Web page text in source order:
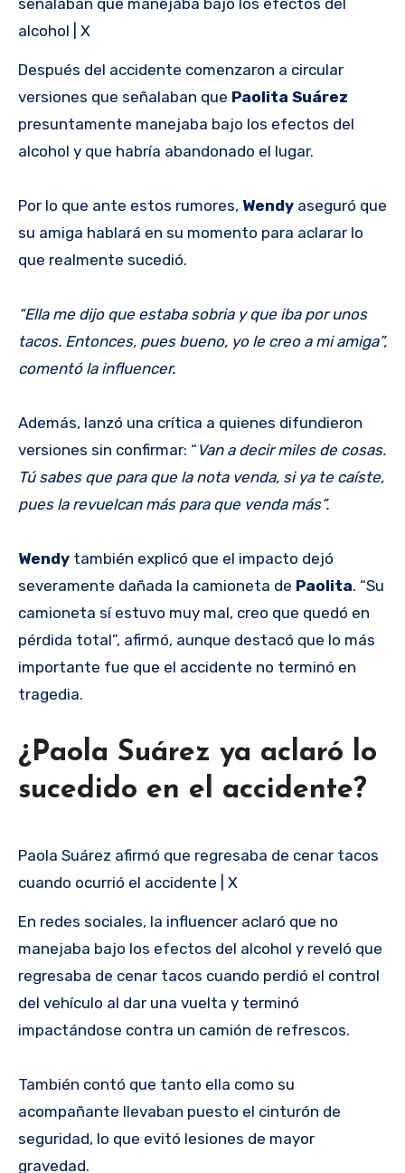
alcohol | X
Después del accidente comenzaron a circular
versiones que señalaban que Paolita Suárez
presuntamente manejaba bajo los efectos del
alcohol y que habría abandonado el lugar.
Por lo que ante estos rumores, Wendy aseguró que
su amiga hablará en su momento para aclarar lo
que realmente sucedió.
“Ella me dijo que estaba sobria y que iba por unos
tacos. Entonces, pues bueno, yo le creo a mi amiga”,
comentó la influencer.
Además, lanzó una crítica a quienes difundieron
versiones sin confirmar: “ Van a decir miles de cosas.
Tú sabes que para que la nota venda, si ya te caíste,
pues la revuelcan más para que venda más”.
Wendy también explicó que el impacto dejó
severamente dañada la camioneta de Paolita. “Su
camioneta sí estuvo muy mal, creo que quedó en
pérdida total”, afirmó, aunque destacó que lo más
importante fue que el accidente no terminó en
tragedia.
¿Paola Suárez ya aclaró lo
sucedido en el accidente?
Paola Suárez afirmó que regresaba de cenar tacos
cuando ocurrió el accidente | X
En redes sociales, la influencer aclaró que no
manejaba bajo los efectos del alcohol y reveló que
regresaba de cenar tacos cuando perdió el control
del vehículo al dar una vuelta y terminó
impactándose contra un camión de refrescos.
También contó que tanto ella como su
acompañante llevaban puesto el cinturón de
seguridad, lo que evitó lesiones de mayor
gravedad.